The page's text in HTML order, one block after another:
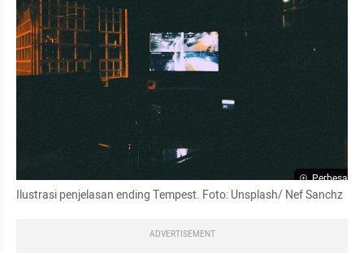
Perbesar
Ilustrasi penjelasan ending Tempest. Foto: Unsplash/ Nef Sanchz
ADVERTISEMENT